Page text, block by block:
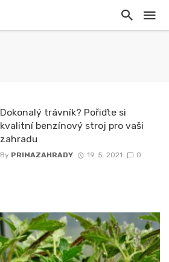
Dokonalý trávník? Pořiďte si
kvalitní benzínový stroj pro vaši
zahradu
By PRIMAZAHRADY 19. 5. 2021 0